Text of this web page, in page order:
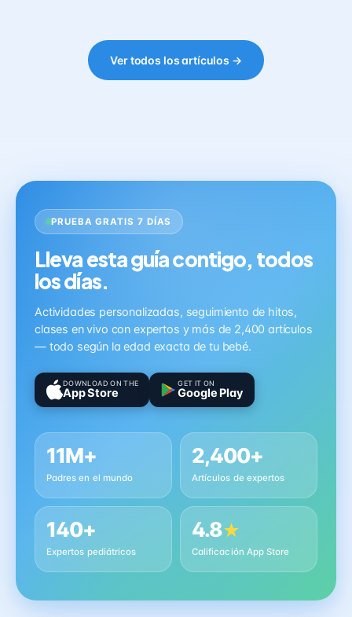
Ver todos los artículos →
PRUEBA GRATIS 7 DÍAS
Lleva esta guía contigo, todos
los días.
Actividades personalizadas, seguimiento de hitos,
clases en vivo con expertos y más de 2,400 artículos
— todo según la edad exacta de tu bebé.
DOWNLOAD ON THE
App Store
GET IT ON
Google Play
11M+
Padres en el mundo
2,400+
Artículos de expertos
140+
Expertos pediátricos
4.8★
Calificación App Store